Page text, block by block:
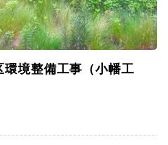
境整備工事（小幡工